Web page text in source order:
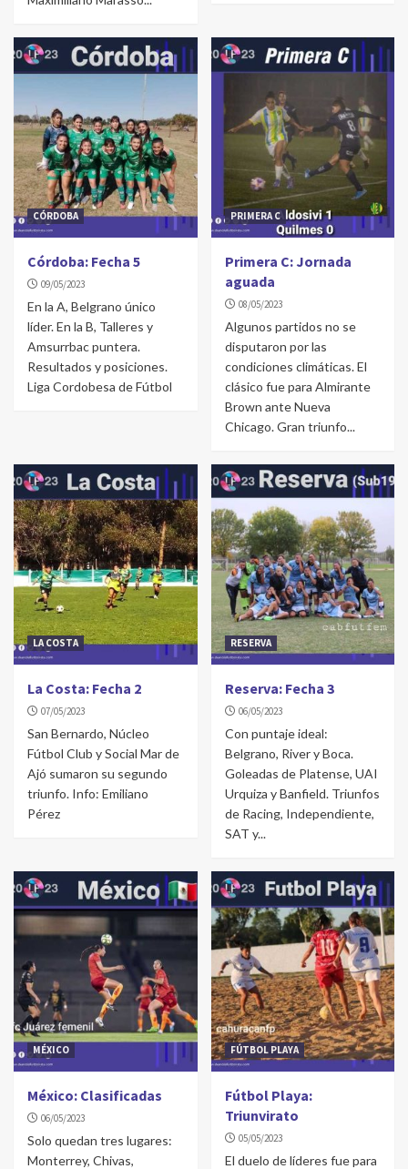
CÓRDOBA
Córdoba: Fecha 5
09/05/2023
En la A, Belgrano único
líder. En la B, Talleres y
Amsurrbac puntera.
Resultados y posiciones.
Liga Cordobesa de Fútbol
PRIMERA C
Primera C: Jornada
aguada
08/05/2023
Algunos partidos no se
disputaron por las
condiciones climáticas. El
clásico fue para Almirante
Brown ante Nueva
Chicago. Gran triunfo...
LA COSTA
La Costa: Fecha 2
07/05/2023
San Bernardo, Núcleo
Fútbol Club y Social Mar de
Ajó sumaron su segundo
triunfo. Info: Emiliano
Pérez
RESERVA
Reserva: Fecha 3
06/05/2023
Con puntaje ideal:
Belgrano, River y Boca.
Goleadas de Platense, UAI
Urquiza y Banfield. Triunfos
de Racing, Independiente,
SAT y...
MÉXICO
México: Clasificadas
06/05/2023
Solo quedan tres lugares:
Monterrey, Chivas,
FÚTBOL PLAYA
Fútbol Playa:
Triunvirato
05/05/2023
El duelo de líderes fue para